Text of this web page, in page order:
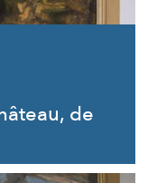
de